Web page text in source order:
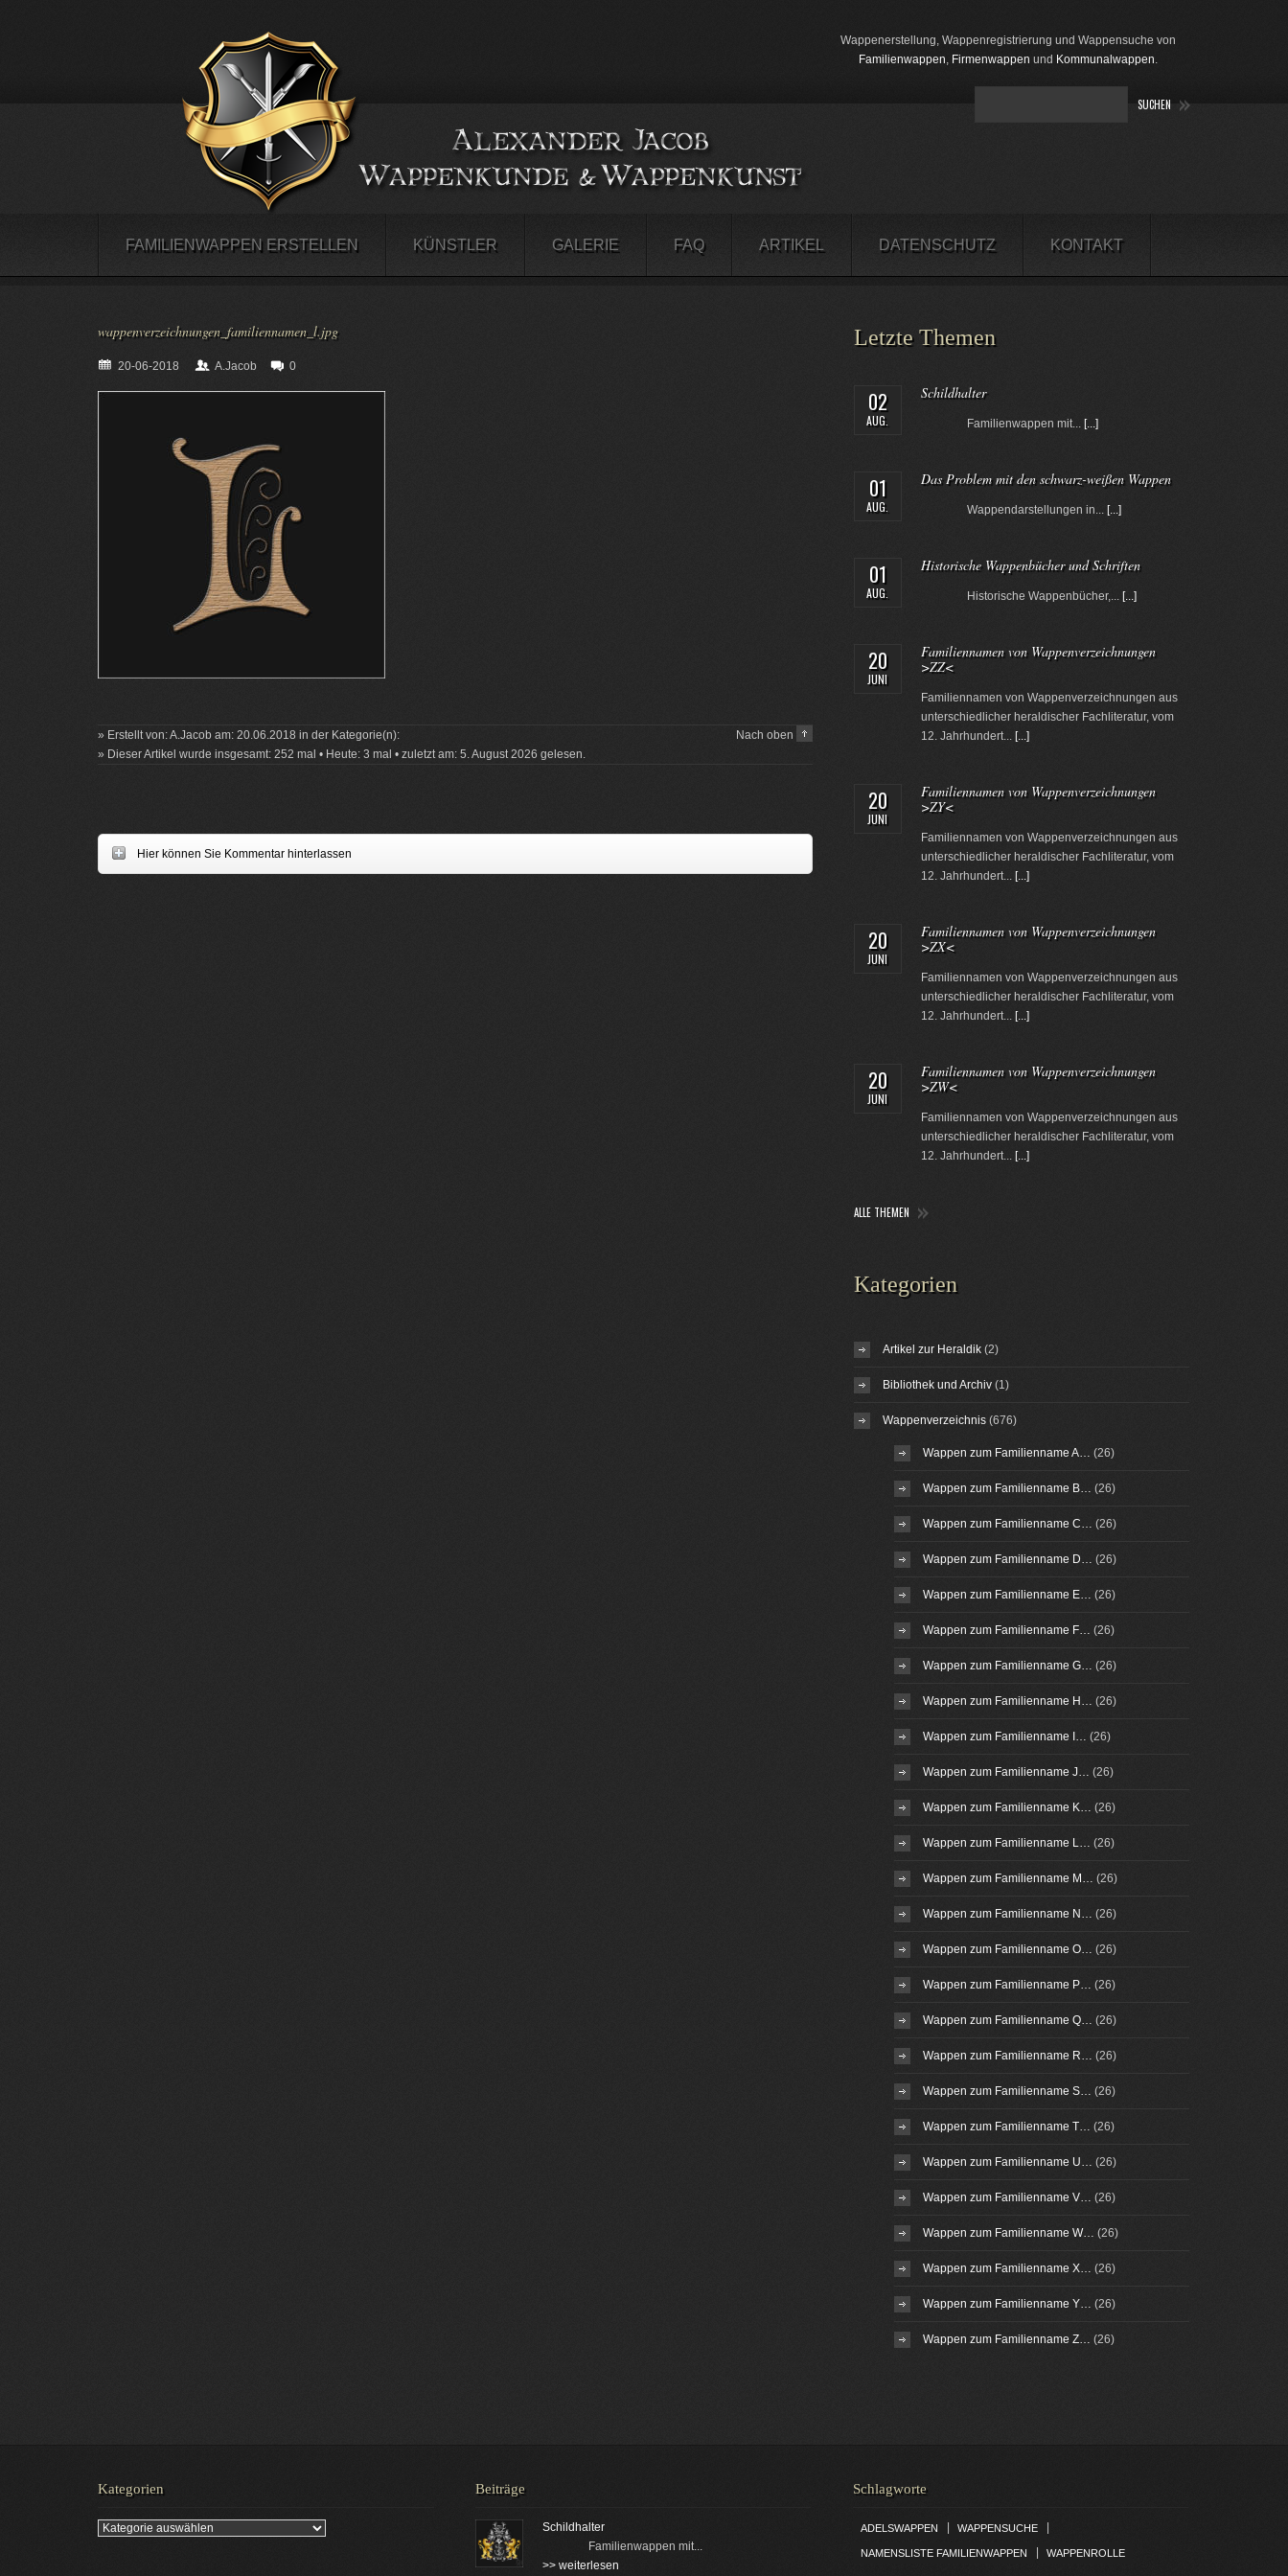
Wappenerstellung, Wappenregistrierung und Wappensuche von
Familienwappen, Firmenwappen und Kommunalwappen.
FAMILIENWAPPEN ERSTELLEN KÜNSTLER GALERIE FAQ ARTIKEL DATENSCHUTZ KONTAKT
wappenverzeichnungen_familiennamen_l.jpg
20-06-2018 A.Jacob 0
Nach oben
» Erstellt von: A.Jacob am: 20.06.2018 in der Kategorie(n):
» Dieser Artikel wurde insgesamt: 252 mal • Heute: 3 mal • zuletzt am: 5. August 2026 gelesen.
Hier können Sie Kommentar hinterlassen
Letzte Themen
02
AUG.
Schildhalter
Familienwappen mit... [...]
01
AUG.
Das Problem mit den schwarz-weißen Wappen
Wappendarstellungen in... [...]
01
AUG.
Historische Wappenbücher und Schriften
Historische Wappenbücher,... [...]
20
JUNI
Familiennamen von Wappenverzeichnungen
>ZZ<
Familiennamen von Wappenverzeichnungen aus
unterschiedlicher heraldischer Fachliteratur, vom
12. Jahrhundert... [...]
20
JUNI
Familiennamen von Wappenverzeichnungen
>ZY<
Familiennamen von Wappenverzeichnungen aus
unterschiedlicher heraldischer Fachliteratur, vom
12. Jahrhundert... [...]
20
JUNI
Familiennamen von Wappenverzeichnungen
>ZX<
Familiennamen von Wappenverzeichnungen aus
unterschiedlicher heraldischer Fachliteratur, vom
12. Jahrhundert... [...]
20
JUNI
Familiennamen von Wappenverzeichnungen
>ZW<
Familiennamen von Wappenverzeichnungen aus
unterschiedlicher heraldischer Fachliteratur, vom
12. Jahrhundert... [...]
ALLE THEMEN
Kategorien
Artikel zur Heraldik(2)
Bibliothek und Archiv(1)
Wappenverzeichnis(676)
Wappen zum Familienname A… (26)
Wappen zum Familienname B… (26)
Wappen zum Familienname C… (26)
Wappen zum Familienname D… (26)
Wappen zum Familienname E… (26)
Wappen zum Familienname F… (26)
Wappen zum Familienname G… (26)
Wappen zum Familienname H… (26)
Wappen zum Familienname I… (26)
Wappen zum Familienname J… (26)
Wappen zum Familienname K… (26)
Wappen zum Familienname L… (26)
Wappen zum Familienname M… (26)
Wappen zum Familienname N… (26)
Wappen zum Familienname O… (26)
Wappen zum Familienname P… (26)
Wappen zum Familienname Q… (26)
Wappen zum Familienname R… (26)
Wappen zum Familienname S… (26)
Wappen zum Familienname T… (26)
Wappen zum Familienname U… (26)
Wappen zum Familienname V… (26)
Wappen zum Familienname W… (26)
Wappen zum Familienname X… (26)
Wappen zum Familienname Y… (26)
Wappen zum Familienname Z… (26)
Kategorien
Kategorien
Beiträge
Schildhalter
Familienwappen mit...
>> weiterlesen
Schlagworte
ADELSWAPPEN WAPPENSUCHE
NAMENSLISTE FAMILIENWAPPEN WAPPENROLLE